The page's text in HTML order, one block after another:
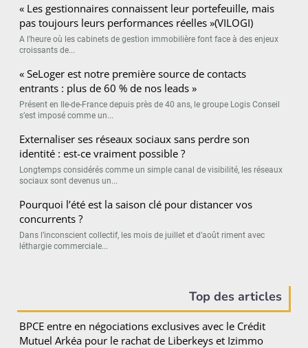
« Les gestionnaires connaissent leur portefeuille, mais
pas toujours leurs performances réelles »(VILOGI)
A l’heure où les cabinets de gestion immobilière font face à des enjeux
croissants de...
« SeLoger est notre première source de contacts
entrants : plus de 60 % de nos leads »
Présent en Ile-de-France depuis près de 40 ans, le groupe Logis Conseil
s’est imposé comme un...
Externaliser ses réseaux sociaux sans perdre son
identité : est-ce vraiment possible ?
Longtemps considérés comme un simple canal de visibilité, les réseaux
sociaux sont devenus un...
Pourquoi l’été est la saison clé pour distancer vos
concurrents ?
Dans l’inconscient collectif, les mois de juillet et d’août riment avec
léthargie commerciale...
Top des articles
BPCE entre en négociations exclusives avec le Crédit
Mutuel Arkéa pour le rachat de Liberkeys et Izimmo